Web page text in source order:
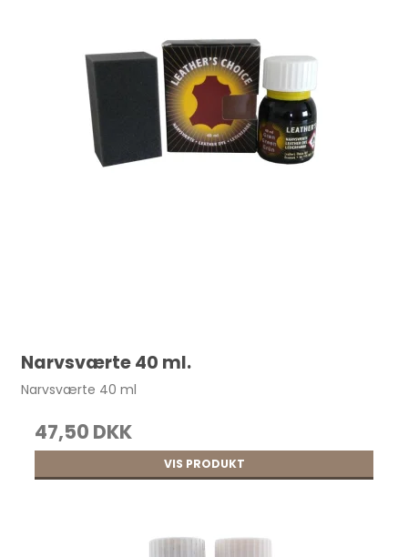
Narvsværte 40 ml.
Narvsværte 40 ml
47,50 DKK
VIS PRODUKT